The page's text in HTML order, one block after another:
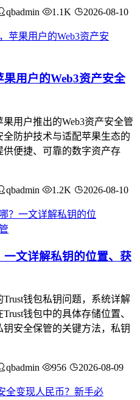
qbadmin 1.1K 2026-08-10
用户的Web3资产安全
用户推出的Web3资产安全管
防护技术与适配苹果生态的
便捷、可靠的数字资产存
qbadmin 1.2K 2026-08-10
文详解私钥的位置、获
钱包私钥问题，系统详解
钱包中的具体存储位置、
安全保管的关键方法，私钥
qbadmin 956 2026-08-09